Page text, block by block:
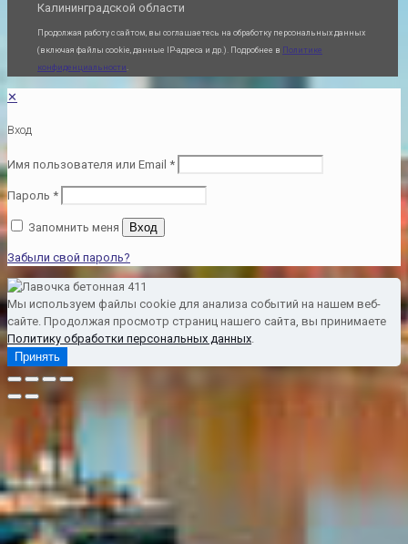
Калининградской области
Продолжая работу с сайтом, вы соглашаетесь на обработку персональных данных
(включая файлы cookie, данные IP-адреса и др.). Подробнее в Политике
конфиденциальности .
✕
Вход
Имя пользователя или Email *
Пароль *
Запомнить меня Вход
Забыли свой пароль?
Мы используем файлы cookie для анализа событий на нашем веб-
сайте. Продолжая просмотр страниц нашего сайта, вы принимаете
Политику обработки персональных данных
Принять